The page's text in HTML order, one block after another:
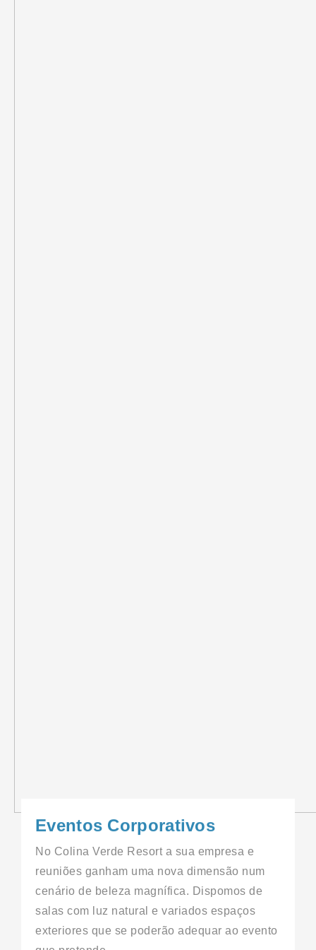
Eventos Corporativos
No Colina Verde Resort a sua empresa e
reuniões ganham uma nova dimensão num
cenário de beleza magnífica. Dispomos de
salas com luz natural e variados espaços
exteriores que se poderão adequar ao evento